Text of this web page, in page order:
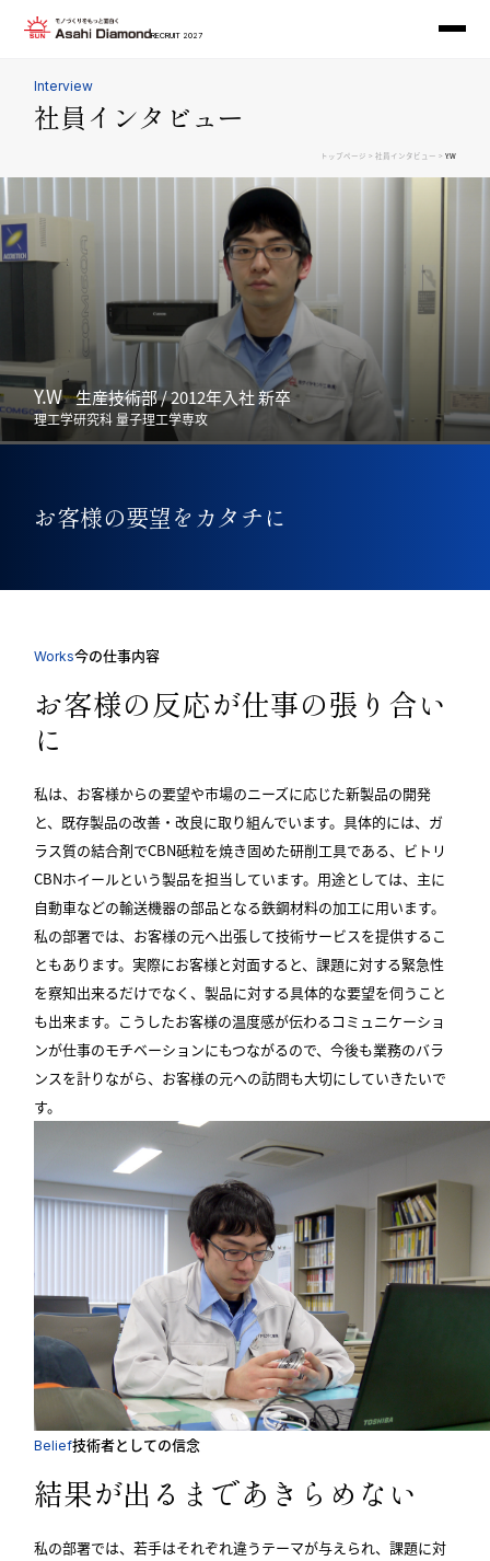
RECRUIT 2027
Interview
社員インタビュー
トップページ > 社員インタビュー > Y.W
お客様の要望をカタチに
Y.W ⽣産技術部 / 2012年入社 新卒
理⼯学研究科 量⼦理工学専攻
Works今の仕事内容
お客様の反応が仕事の張り合い
に
私は、お客様からの要望や市場のニーズに応じた新製品の開発
と、既存製品の改善・改良に取り組んでいます。具体的には、ガ
ラス質の結合剤でCBN砥粒を焼き固めた研削工具である、ビトリ
CBNホイールという製品を担当しています。用途としては、主に
自動車などの輸送機器の部品となる鉄鋼材料の加工に用います。
私の部署では、お客様の元へ出張して技術サービスを提供するこ
ともあります。実際にお客様と対面すると、課題に対する緊急性
を察知出来るだけでなく、製品に対する具体的な要望を伺うこと
も出来ます。こうしたお客様の温度感が伝わるコミュニケーショ
ンが仕事のモチベーションにもつながるので、今後も業務のバラ
ンスを計りながら、お客様の元への訪問も大切にしていきたいで
す。
Belief技術者としての信念
結果が出るまであきらめない
私の部署では、若手はそれぞれ違うテーマが与えられ、課題に対